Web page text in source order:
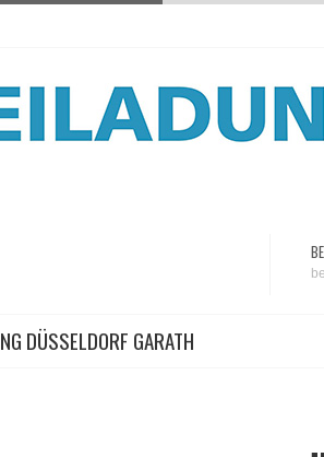
DÜSSELDORF GARATH